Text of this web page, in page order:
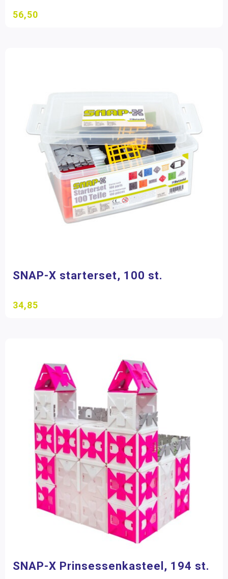
56,50
SNAP-X starterset, 100 st.
34,85
SNAP-X Prinsessenkasteel, 194 st.